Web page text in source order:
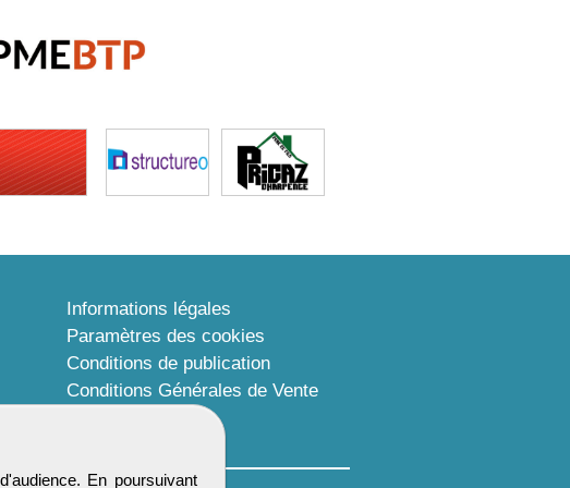
En poursuivant
Informations légales
Paramètres des cookies
Conditions de publication
Conditions Générales de Vente